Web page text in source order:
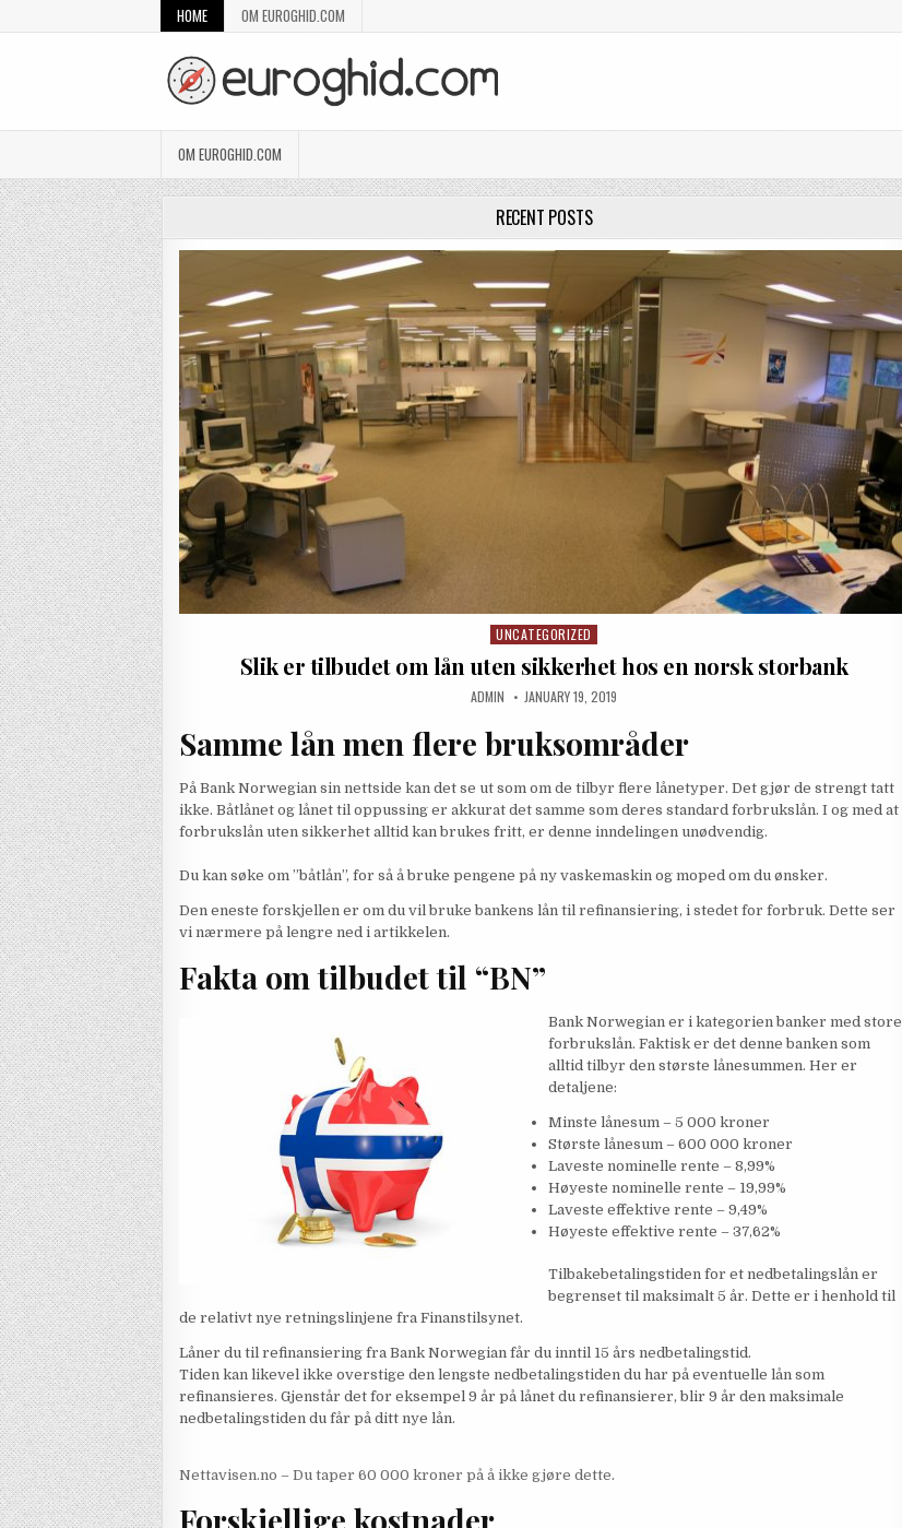
HOME OM EUROGHID.COM
OM EUROGHID.COM
RECENT POSTS
Posted in
UNCATEGORIZED
Slik er tilbudet om lån uten sikkerhet hos en norsk storbank
AUTHOR:
ADMIN PUBLISHED DATE:
JANUARY 19, 2019
Samme lån men flere bruksområder
På Bank Norwegian sin nettside kan det se ut som om de tilbyr flere lånetyper. Det gjør de strengt tatt
ikke. Båtlånet og lånet til oppussing er akkurat det samme som deres standard forbrukslån. I og med at
forbrukslån uten sikkerhet alltid kan brukes fritt, er denne inndelingen unødvendig.
Du kan søke om ”båtlån”, for så å bruke pengene på ny vaskemaskin og moped om du ønsker.
Den eneste forskjellen er om du vil bruke bankens lån til refinansiering, i stedet for forbruk. Dette ser
vi nærmere på lengre ned i artikkelen.
Fakta om tilbudet til “BN”
Bank Norwegian er i kategorien banker med store
forbrukslån. Faktisk er det denne banken som
alltid tilbyr den største lånesummen. Her er
detaljene:
Minste lånesum – 5 000 kroner
Største lånesum – 600 000 kroner
Laveste nominelle rente – 8,99%
Høyeste nominelle rente – 19,99%
Laveste effektive rente – 9,49%
Høyeste effektive rente – 37,62%
Tilbakebetalingstiden for et nedbetalingslån er
begrenset til maksimalt 5 år. Dette er i henhold til
de relativt nye retningslinjene fra Finanstilsynet.
Låner du til refinansiering fra Bank Norwegian får du inntil 15 års nedbetalingstid.
Tiden kan likevel ikke overstige den lengste nedbetalingstiden du har på eventuelle lån som
refinansieres. Gjenstår det for eksempel 9 år på lånet du refinansierer, blir 9 år den maksimale
nedbetalingstiden du får på ditt nye lån.
Nettavisen.no – Du taper 60 000 kroner på å ikke gjøre dette.
Forskjellige kostnader